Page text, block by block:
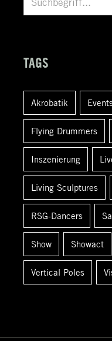
u
e
c
h
TAGS
Akrobatik
Flying Drummers
Inszenierung
Living Sculptures
RSG-Dancers
Show Showact
Vertical Poles